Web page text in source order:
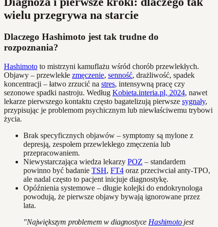
wielu przegrywa na starcie
Dlaczego Hashimoto jest tak trudne do
rozpoznania?
Hashimoto to mistrzyni kamuflażu wśród chorób przewlekłych.
Objawy – przewlekłe zmęczenie, senność, drażliwość, spadek
koncentracji – łatwo zrzucić na stres, intensywną pracę czy
sezonowe spadki nastroju. Według Kobieta.interia.pl, 2024, nawet
lekarze pierwszego kontaktu często bagatelizują pierwsze sygnały,
przypisując je problemom psychicznym lub niewłaściwemu trybowi
życia.
Brak specyficznych objawów – symptomy są mylone z
depresją, zespołem przewlekłego zmęczenia lub
przepracowaniem.
Niewystarczająca wiedza lekarzy POZ – standardem
powinno być badanie TSH, FT4 oraz przeciwciał anty-TPO,
ale nadal często to pacjent inicjuje diagnostykę.
Opóźnienia systemowe – długie kolejki do endokrynologa
powodują, że pierwsze objawy bywają ignorowane przez
lata.
"Największym problemem w diagnostyce Hashimotojest